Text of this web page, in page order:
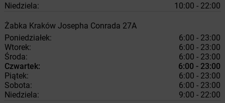
Niedziela:
10:00 - 22:00
Żabka Kraków Josepha Conrada 27A
Poniedziałek:
6:00 - 23:00
Wtorek:
6:00 - 23:00
Środa:
6:00 - 23:00
Czwartek:
6:00 - 23:00
Piątek:
6:00 - 23:00
Sobota:
6:00 - 23:00
Niedziela:
9:00 - 22:00